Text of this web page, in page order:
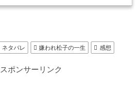
ネタバレ 嫌われ松子の一生 感想
スポンサーリンク